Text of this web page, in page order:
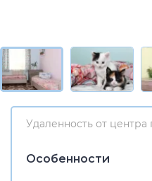
Удаленность от центра
Особенности